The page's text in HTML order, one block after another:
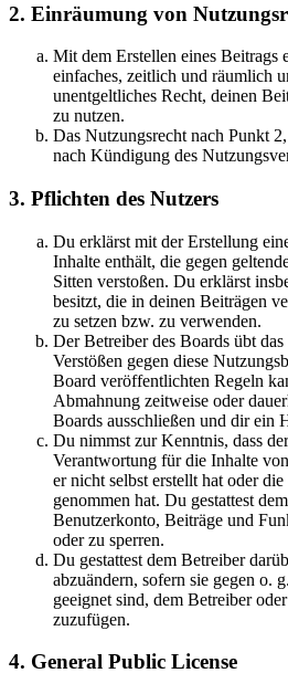
2. Einräumung von
Mit dem Erstellen eines Beitrags
einfaches, zeitlich und räumlich
unentgeltliches Recht, deinen
zu nutzen.
Das Nutzungsrecht nach Punkt
nach Kündigung des
3. Pflichten des Nutzers
Du erklärst mit der Erstellung
Inhalte enthält, die gegen
Sitten verstoßen. Du erklärst
besitzt, die in deinen Beiträgen
zu setzen bzw. zu verwenden.
Der Betreiber des Boards übt
Verstößen gegen diese
Board veröffentlichten Regeln
Abmahnung zeitweise oder
Boards ausschließen und dir ein
Du nimmst zur Kenntnis, dass
Verantwortung für die Inhalte
er nicht selbst erstellt hat oder
genommen hat. Du gestattest
Benutzerkonto, Beiträge und
oder zu sperren.
Du gestattest dem Betreiber
abzuändern, sofern sie gegen o.
geeignet sind, dem Betreiber
zuzufügen.
4. General Public License